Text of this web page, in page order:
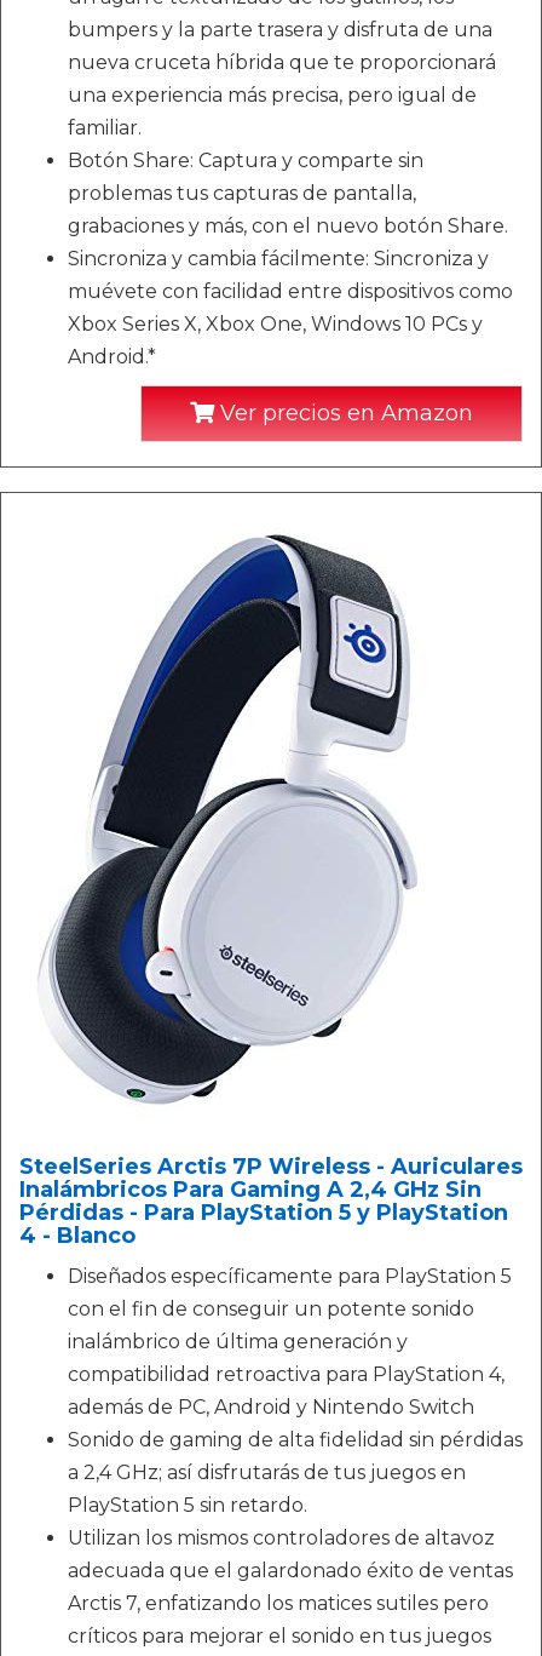
bumpers y la parte trasera y disfruta de una
nueva cruceta híbrida que te proporcionará
una experiencia más precisa, pero igual de
familiar.
Botón Share: Captura y comparte sin
problemas tus capturas de pantalla,
grabaciones y más, con el nuevo botón Share.
Sincroniza y cambia fácilmente: Sincroniza y
muévete con facilidad entre dispositivos como
Xbox Series X, Xbox One, Windows 10 PCs y
Android.*
Ver precios en Amazon
SteelSeries Arctis 7P Wireless - Auriculares
Inalámbricos Para Gaming A 2,4 GHz Sin
Pérdidas - Para PlayStation 5 y PlayStation
4 - Blanco
Diseñados específicamente para PlayStation 5
con el fin de conseguir un potente sonido
inalámbrico de última generación y
compatibilidad retroactiva para PlayStation 4,
además de PC, Android y Nintendo Switch
Sonido de gaming de alta fidelidad sin pérdidas
a 2,4 GHz; así disfrutarás de tus juegos en
PlayStation 5 sin retardo.
Utilizan los mismos controladores de altavoz
adecuada que el galardonado éxito de ventas
Arctis 7, enfatizando los matices sutiles pero
críticos para mejorar el sonido en tus juegos